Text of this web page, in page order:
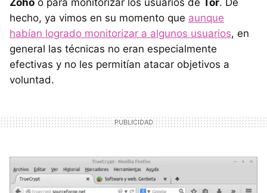
hecho, ya vimos en su momento que aunque
habían logrado monitorizar a algunos usuarios, en
general las técnicas no eran especialmente
efectivas y no les permitían atacar objetivos a
voluntad.